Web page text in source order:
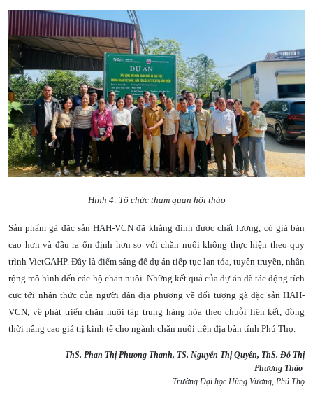
Hình 4: Tổ chức tham quan hội thảo
Sản phẩm gà đặc sản HAH-VCN đã khẳng định được chất lượng, có giá bán
cao hơn và đầu ra ổn định hơn so với chăn nuôi không thực hiện theo quy
trình VietGAHP. Đây là điểm sáng để dự án tiếp tục lan tỏa, tuyên truyền, nhân
rộng mô hình đến các hộ chăn nuôi. Những kết quả của dự án đã tác động tích
cực tới nhận thức của người dân địa phương về đối tượng gà đặc sản HAH-
VCN, về phát triển chăn nuôi tập trung hàng hóa theo chuỗi liên kết, đồng
thời nâng cao giá trị kinh tế cho ngành chăn nuôi trên địa bàn tỉnh Phú Thọ.
ThS. Phan Thị Phương Thanh, TS. Nguyễn Thị Quyên, ThS. Đỗ Thị
Phương Thảo
Trường Đại học Hùng Vương, Phú Thọ